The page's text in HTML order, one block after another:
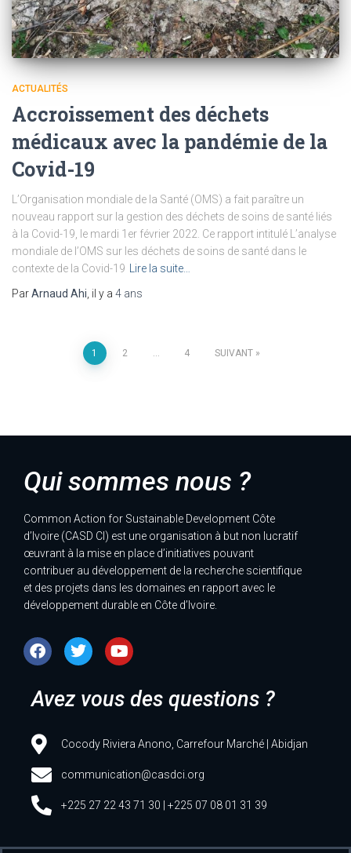
ACTUALITÉS
Accroissement des déchets
médicaux avec la pandémie de la
Covid-19
L’Organisation mondiale de la Santé (OMS) a fait paraître un
nouveau rapport sur la gestion des déchets de soins de santé liés
à la Covid-19, le mardi 1er février 2022. Ce rapport intitulé L’analyse
mondiale de l’OMS sur les déchets de soins de santé dans le
contexte de la Covid-19
Lire la suite…
ParArnaud Ahi , il y a 4 ans
1 2 … 4 SUIVANT
Qui sommes nous ?
Common Action for Sustainable Development Côte
d’Ivoire (CASD CI) est une organisation à but non lucratif
œuvrant à la mise en place d’initiatives pouvant
contribuer au développement de la recherche scientifique
et des projets dans les domaines en rapport avec le
développement durable en Côte d’Ivoire.
Avez vous des questions ?
Cocody Riviera Anono, Carrefour Marché | Abidjan
communication@casdci.org
+225 27 22 43 71 30 | +225 07 08 01 31 39